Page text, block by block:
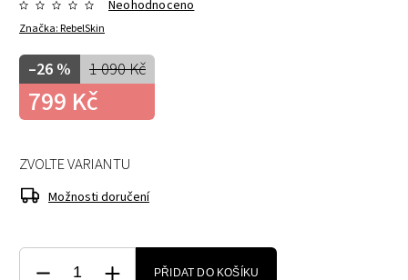
Značka:RebelSkin
Neohodnoceno
1 090 Kč
–26 %
799 Kč
ZVOLTE VARIANTU
Možnosti doručení
PŘIDAT DO KOŠÍKU